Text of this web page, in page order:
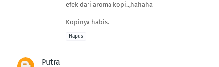
efek dari aroma kopi..,hahaha
Kopinya habis.
Hapus
Putra